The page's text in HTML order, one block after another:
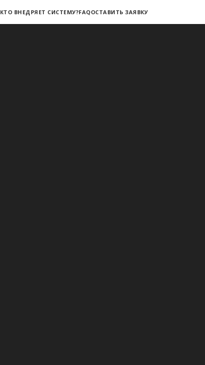
КТО ВНЕДРЯЕТ СИСТЕМУ?FAQОСТАВИТЬ ЗАЯВКУ